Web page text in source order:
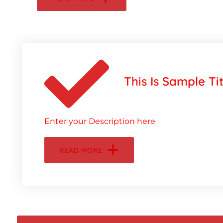
This Is Sample
Enter your Description here
READ MORE